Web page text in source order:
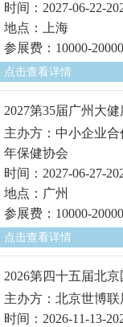
时间：2027-06-22-
地点：上海
参展费：10000-20000
点击查看详情
2027第35届广州大
主办方：中小企业
年保健协会
时间：2027-06-27-
地点：广州
参展费：10000-20000
点击查看详情
2026第四十五届北
主办方：北京世博联
时间：2026-11-13-